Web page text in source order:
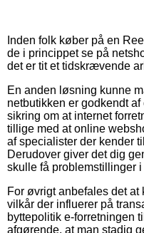
Inden folk køber på en
de i princippet se på
det er tit et tidskrævende
En anden løsning kunne
netbutikken er godkendt
sikring om at internet
tillige med at online
af specialister der kender
Derudover giver det dig
skulle få problemstillinger
For øvrigt anbefales det
vilkår der influerer på
byttepolitik e-forretningen
afgørende, at man stadig